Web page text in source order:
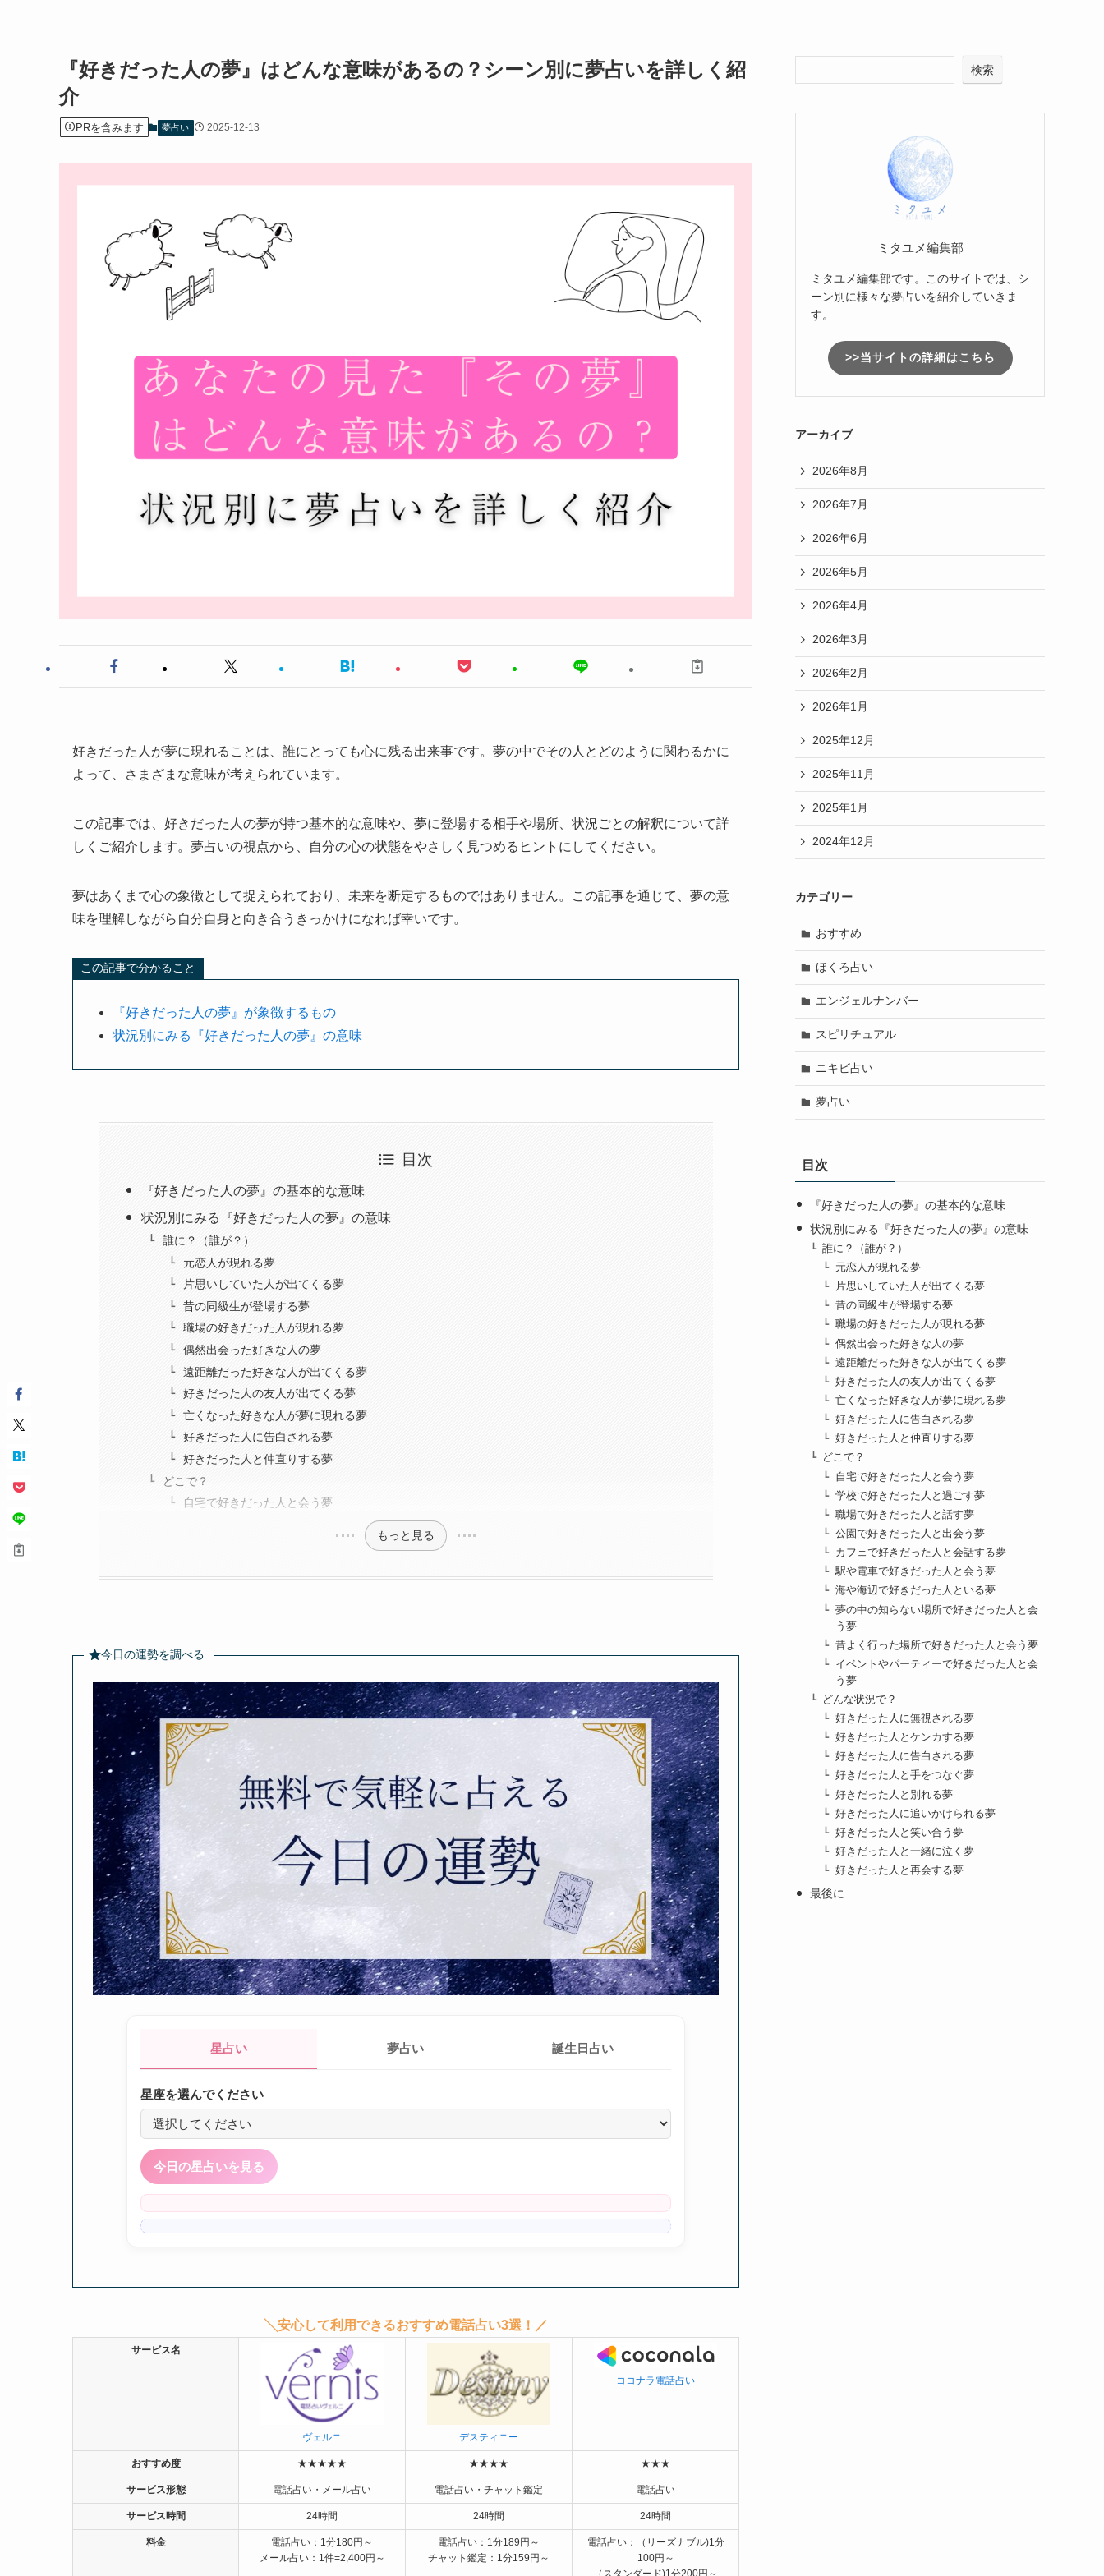
『好きだった人の夢』はどんな意味があるの？シーン別に夢占いを詳しく紹
介
PRを含みます 夢占い 2025-12-13
好きだった人が夢に現れることは、誰にとっても心に残る出来事です。夢の中でその人とどのように関わるかに
よって、さまざまな意味が考えられています。
この記事では、好きだった人の夢が持つ基本的な意味や、夢に登場する相手や場所、状況ごとの解釈について詳
しくご紹介します。夢占いの視点から、自分の心の状態をやさしく見つめるヒントにしてください。
夢はあくまで心の象徴として捉えられており、未来を断定するものではありません。この記事を通じて、夢の意
味を理解しながら自分自身と向き合うきっかけになれば幸いです。
この記事で分かること
『好きだった人の夢』が象徴するもの
状況別にみる『好きだった人の夢』の意味
目次
『好きだった人の夢』の基本的な意味
状況別にみる『好きだった人の夢』の意味
誰に？（誰が？）
元恋人が現れる夢
片思いしていた人が出てくる夢
昔の同級生が登場する夢
職場の好きだった人が現れる夢
偶然出会った好きな人の夢
遠距離だった好きな人が出てくる夢
好きだった人の友人が出てくる夢
亡くなった好きな人が夢に現れる夢
好きだった人に告白される夢
好きだった人と仲直りする夢
どこで？
自宅で好きだった人と会う夢
もっと見る
今日の運勢を調べる
星占い 夢占い 誕生日占い
星座を選んでください
今日の星占いを見る
╲安心して利用できるおすすめ電話占い3選！／
サービス名
ヴェルニ デスティニー
ココナラ電話占い
おすすめ度 ★★★★★ ★★★★ ★★★
サービス形態 電話占い・メール占い 電話占い・チャット鑑定 電話占い
サービス時間 24時間 24時間 24時間
料金
電話占い：1分180円～
メール占い：1件=2,400円～
電話占い：1分189円～
チャット鑑定：1分159円～
電話占い：（リーズナブル)1分
100円～
検索
ミタユメ編集部
ミタユメ編集部です。このサイトでは、シ
ーン別に様々な夢占いを紹介していきま
す。
>>当サイトの詳細はこちら
アーカイブ
2026年8月
2026年7月
2026年6月
2026年5月
2026年4月
2026年3月
2026年2月
2026年1月
2025年12月
2025年11月
2025年1月
2024年12月
カテゴリー
おすすめ
ほくろ占い
エンジェルナンバー
スピリチュアル
ニキビ占い
夢占い
目次
『好きだった人の夢』の基本的な意味
状況別にみる『好きだった人の夢』の意味
誰に？（誰が？）
元恋人が現れる夢
片思いしていた人が出てくる夢
昔の同級生が登場する夢
職場の好きだった人が現れる夢
偶然出会った好きな人の夢
遠距離だった好きな人が出てくる夢
好きだった人の友人が出てくる夢
亡くなった好きな人が夢に現れる夢
好きだった人に告白される夢
好きだった人と仲直りする夢
どこで？
自宅で好きだった人と会う夢
学校で好きだった人と過ごす夢
職場で好きだった人と話す夢
公園で好きだった人と出会う夢
カフェで好きだった人と会話する夢
駅や電車で好きだった人と会う夢
海や海辺で好きだった人といる夢
夢の中の知らない場所で好きだった人と会
う夢
昔よく行った場所で好きだった人と会う夢
イベントやパーティーで好きだった人と会
う夢
どんな状況で？
好きだった人に無視される夢
好きだった人とケンカする夢
好きだった人に告白される夢
好きだった人と手をつなぐ夢
好きだった人と別れる夢
好きだった人に追いかけられる夢
好きだった人と笑い合う夢
好きだった人と一緒に泣く夢
好きだった人と再会する夢
最後に